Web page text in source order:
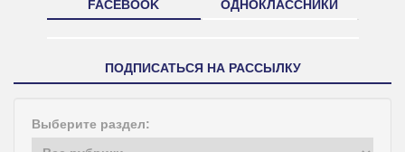
FACEBOOK ОДНОКЛАССНИКИ
ПОДПИСАТЬСЯ НА РАССЫЛКУ
Выберите раздел: